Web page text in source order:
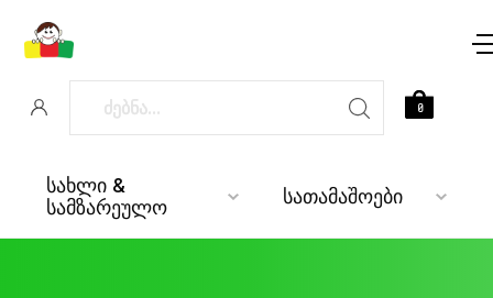
სახლი &
სამზარეულო სათამაშოები
0